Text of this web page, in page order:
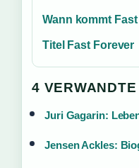
Wann kommt
Titel Fast Forever
4
Juri Gagarin:
Jensen Ackles: